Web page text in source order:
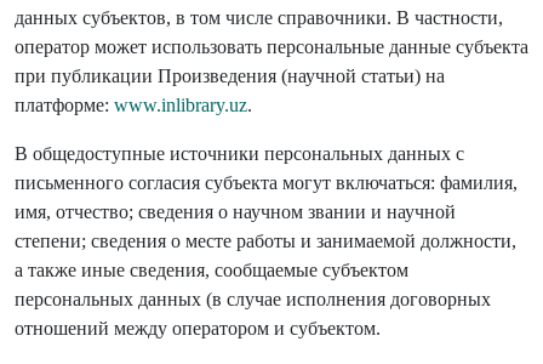
данных субъектов, в том числе справочники. В частности,
оператор может использовать персональные данные субъекта
при публикации Произведения (научной статьи) на
платформе: www.inlibrary.uz.
В общедоступные источники персональных данных с
письменного согласия субъекта могут включаться: фамилия,
имя, отчество; сведения о научном звании и научной
степени; сведения о месте работы и занимаемой должности,
а также иные сведения, сообщаемые субъектом
персональных данных (в случае исполнения договорных
отношений между оператором и субъектом.